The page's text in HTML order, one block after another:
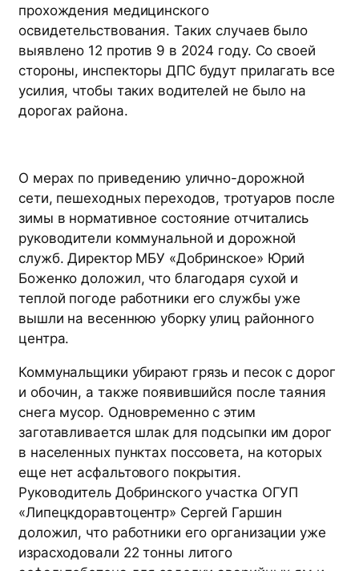
прохождения медицинского
освидетельствования. Таких случаев было
выявлено 12 против 9 в 2024 году. Со своей
стороны, инспекторы ДПС будут прилагать все
усилия, чтобы таких водителей не было на
дорогах района.
О мерах по приведению улично-дорожной
сети, пешеходных переходов, тротуаров после
зимы в нормативное состояние отчитались
руководители коммунальной и дорожной
служб. Директор МБУ «Добринское» Юрий
Боженко доложил, что благодаря сухой и
теплой погоде работники его службы уже
вышли на весеннюю уборку улиц районного
центра.
Коммунальщики убирают грязь и песок с дорог
и обочин, а также появившийся после таяния
снега мусор. Одновременно с этим
заготавливается шлак для подсыпки им дорог
в населенных пунктах поссовета, на которых
еще нет асфальтового покрытия.
Руководитель Добринского участка ОГУП
«Липецкдоравтоцентр» Сергей Гаршин
доложил, что работники его организации уже
израсходовали 22 тонны литого